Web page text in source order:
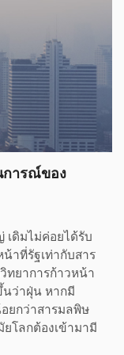
การณ์ของ
ดิมไม่ค่อยได้รับ
าที่รัฐเท่ากับสาร
ทยาการก้าวหน้า
นว่าฝุ่น หากมี
ยกว่าสารมลพิษ
โลกต้องเข้ามามี